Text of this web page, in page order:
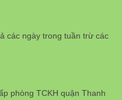
các ngày trong tuần trừ các
phòng TCKH quận Thanh